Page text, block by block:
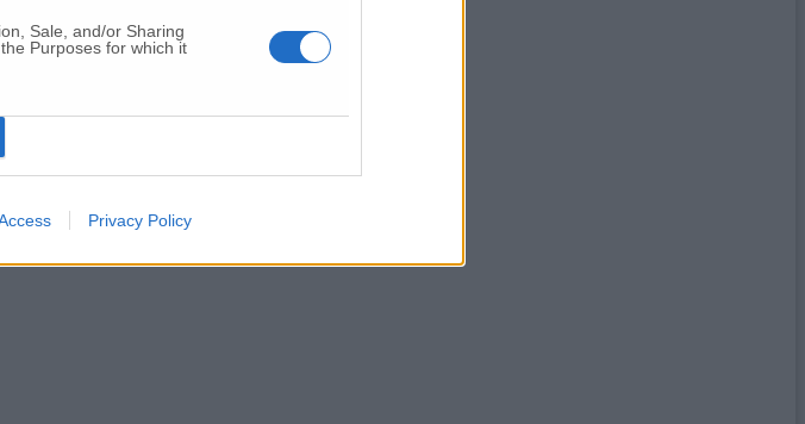
Sale, and/or Sharing
Purposes for which it
Privacy Policy